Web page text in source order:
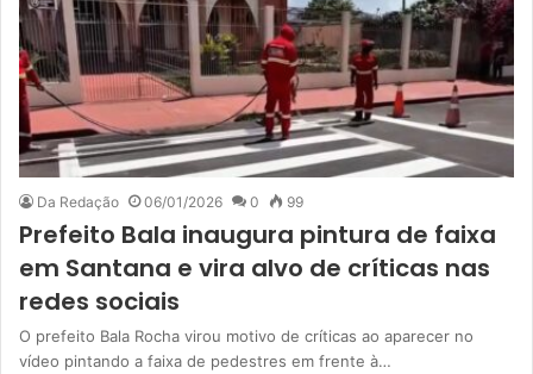
Da Redação 06/01/2026 0 99
Prefeito Bala inaugura pintura de faixa
em Santana e vira alvo de críticas nas
redes sociais
O prefeito Bala Rocha virou motivo de críticas ao aparecer no
vídeo pintando a faixa de pedestres em frente à…